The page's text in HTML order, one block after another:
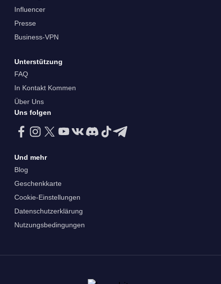
Influencer
Presse
Business-VPN
Unterstützung
FAQ
In Kontakt Kommen
Über Uns
Uns folgen
Und mehr
Blog
Geschenkkarte
Cookie-Einstellungen
Datenschutzerklärung
Nutzungsbedingungen